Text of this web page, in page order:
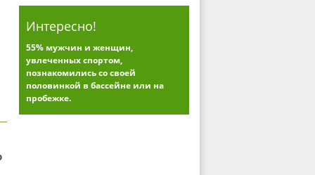
Интересно!
55% мужчин и женщин,
увлеченных спортом,
познакомились со своей
половинкой в бассейне или на
пробежке.